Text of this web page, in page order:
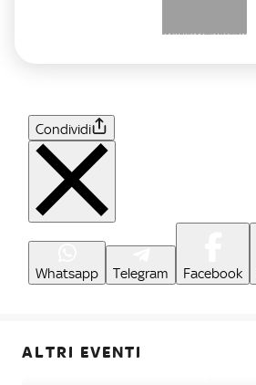
Condividi
Whatsapp Telegram Facebook
ALTRI EVENTI